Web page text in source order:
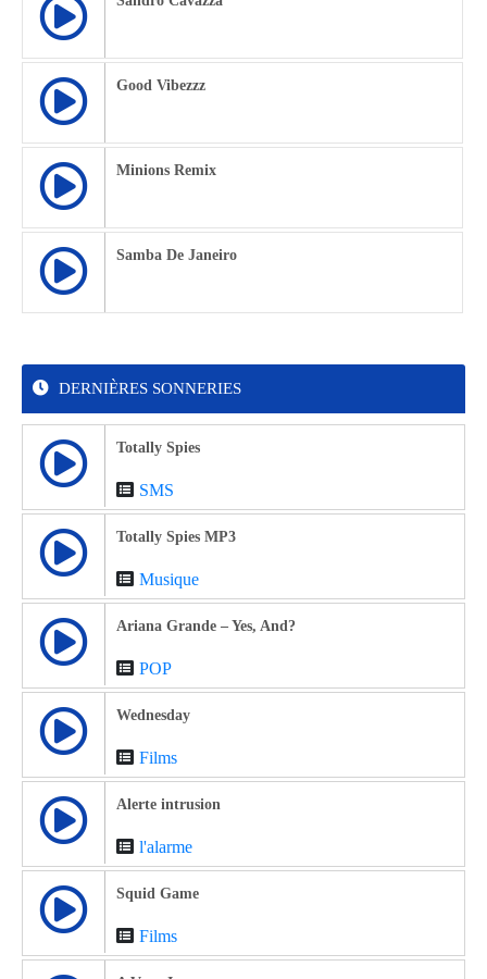
Good Vibezzz
Minions Remix
Samba De Janeiro
DERNIÈRES SONNERIES
Totally Spies
SMS
Totally Spies MP3
Musique
Ariana Grande – Yes, And?
POP
Wednesday
Films
Alerte intrusion
l'alarme
Squid Game
Films